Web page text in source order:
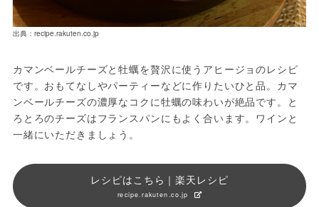
出典：recipe.rakuten.co.jp
カマンベールチーズと牡蠣を贅沢に使うアヒージョのレシピ
です。おもてなしやパーティーなどに作りたいひと品。カマ
ンベールチーズの濃厚なコクに牡蠣の味わいが絶品です。と
ろとろのチーズはフランスパンにもよく合います。ワインと
一緒にいただきましょう。
レシピはこちら｜楽天レシピ
recipe.rakuten.co.jp